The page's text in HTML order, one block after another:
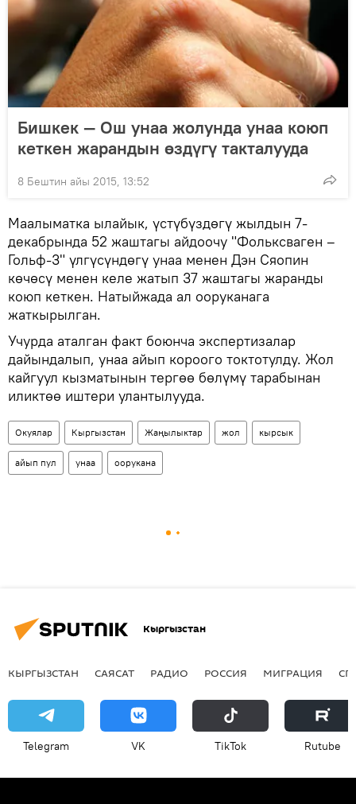
Бишкек — Ош унаа жолунда унаа коюп
кеткен жарандын өздүгү такталууда
8 Бештин айы 2015, 13:52
Маалыматка ылайык, үстүбүздөгү жылдын 7-
декабрында 52 жаштагы айдоочу "Фольксваген –
Гольф-3" үлгүсүндөгү унаа менен Дэн Сяопин
көчөсү менен келе жатып 37 жаштагы жаранды
коюп кеткен. Натыйжада ал ооруканага
жаткырылган.
Учурда аталган факт боюнча экспертизалар
дайындалып, унаа айып короого токтотулду. Жол
кайгуул кызматынын тергөө бөлүмү тарабынан
иликтөө иштери улантылууда.
Окуялар Кыргызстан Жаңылыктар жол кырсык
айып пул унаа оорукана
Кыргызстан
КЫРГЫЗСТАН САЯСАТ РАДИО РОССИЯ МИГРАЦИЯ
Telegram VK ТikТоk Rutube